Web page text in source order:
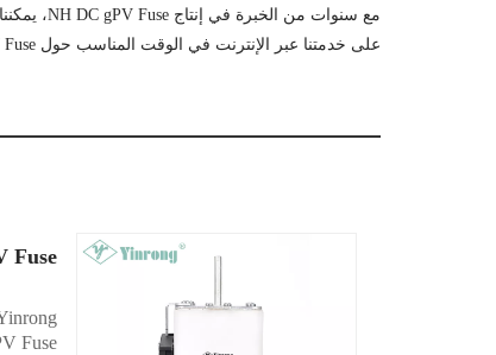
على خدمتنا عبر الإنترنت في الوقت المناسب حول NH DC gPV Fuse.
Fuse